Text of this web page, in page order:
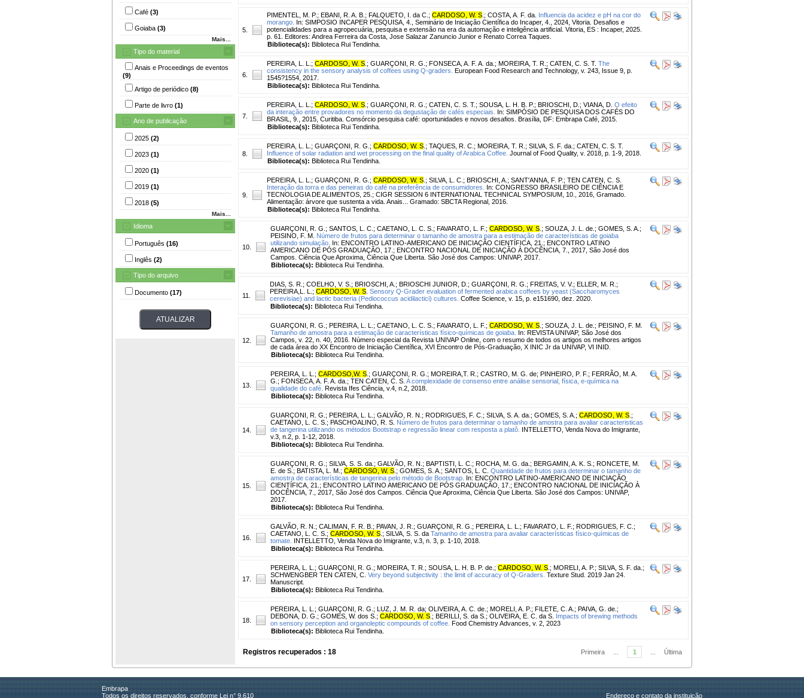
Café (3)
Goiaba (3)
Mais...
Tipo do material
Anais e Proceedings de eventos
(9)
Artigo de periódico (8)
Parte de livro (1)
Ano de publicação
2025 (2)
2023 (1)
2020 (1)
2019 (1)
2018 (5)
Mais...
Idioma
Português (16)
Inglês (2)
Tipo do arquivo
Documento (17)
5.
PIMENTEL, M. P. ; EBANI, R. A. B. ; FALQUETO, I. da C. ; CARDOSO, W. S ; COSTA, A. F. da. Influencia da acidez e pH na cor do
morango. In: SIMPOSIO INCAPER PESQUISA, 4., Seminário de Iniciação Científica do Incaper, 4., 2024, Vitoria. Desafios e
potencialidades para a agropecuária, pesquisa e extensão na era da automação e inteligência artificial. Vitoria, ES : Incaper, 2025.
p. 61. Editores: Andrea Ferreira da Costa, Jose Salazar Zanuncio Junior e Renato Correa Taques.
Biblioteca(s): Biblioteca Rui Tendinha.
6.
PEREIRA, L. L. ; CARDOSO, W. S ; GUARÇONI, R. G. ; FONSECA, A. F. A. da. ; MOREIRA, T. R. ; CATEN, C. S. T. The
consistency in the sensory analysis of coffees using Q-graders. European Food Research and Technology, v. 243, Issue 9, p.
1545?1554, 2017.
Biblioteca(s): Biblioteca Rui Tendinha.
7.
PEREIRA, L. L. ; CARDOSO, W. S ; GUARÇONI, R. G. ; CATEN, C. S. T. ; SOUSA, L. H. B. P. ; BRIOSCHI, D. ; VIANA, D. O efeito
da interação entre provadores no momento da degustação de cafés especiais.
In: SIMPÓSIO DE PESQUISA DOS CAFÉS DO
BRASIL, 9., 2015, Curitiba. Consórcio pesquisa café: oportunidades e novos desafios. Brasília, DF: Embrapa Café, 2015.
Biblioteca(s): Biblioteca Rui Tendinha.
8.
PEREIRA, L. L. ; GUARÇONI, R. G. ; CARDOSO, W. S ; TAQUES, R. C. ; MOREIRA, T. R. ; SILVA, S. F. da. ; CATEN, C. S. T.
Influence of solar radiation and wet processing on the final quality of Arabica Coffee. Journal of Food Quality, v. 2018, p. 1-9, 2018.
Biblioteca(s): Biblioteca Rui Tendinha.
9.
PEREIRA, L. L. ; GUARÇONI, R. G. ; CARDOSO, W. S ; SILVA, L. C. ; BRIOSCHI, A. ; SANT'ANNA, F. P. ; TEN CATEN, C. S.
Interação da torra e das peneiras do café na preferência de consumidores.
In: CONGRESSO BRASILEIRO DE CIÊNCIA E
TECNOLOGIA DE ALIMENTOS, 25.; CIGR SESSION 6 INTERNATIONAL TECHNICAL SYMPOSIUM, 10., 2016, Gramado.
Alimentação: árvore que sustenta a vida. Anais... Gramado: SBCTA Regional, 2016.
Biblioteca(s): Biblioteca Rui Tendinha.
10.
GUARÇONI, R. G. ; SANTOS, L. C. ; CAETANO, L. C. S. ; FAVARATO, L. F. ; CARDOSO, W. S ; SOUZA, J. L. de. ; GOMES, S. A. ;
PEISINO, F. M. Número de frutos para determinar o tamanho de amostra para a estimação de características de goiaba
utilizando simulação. In: ENCONTRO LATINO-AMERICANO DE INICIAÇÃO CIENTÍFICA, 21.; ENCONTRO LATINO
AMERICANO DE PÓS GRADUAÇÃO, 17.; ENCONTRO NACIONAL DE INICIAÇÃO À DOCÊNCIA, 7., 2017, São José dos
Campos. Ciência Que Aproxima, Ciência Que Liberta. São José dos Campos: UNIVAP, 2017.
Biblioteca(s): Biblioteca Rui Tendinha.
11.
DIAS, S. R. ; COELHO, V. S. ; BRIOSCHI, A. ; BRIOSCHI JUNIOR, D. ; GUARÇONI, R. G. ; FREITAS, V. V.; ELLER, M. R. ;
PEREIRA,L. L. ; CARDOSO, W. S Sensory Q-Grader evaluation of fermented arabica coffees by yeast (Saccharomyces
cerevisiae) and lactic bacteria (Pediococcus acidilactici) cultures. Coffee Science, v. 15, p. e151690, dez. 2020.
Biblioteca(s): Biblioteca Rui Tendinha.
12.
GUARÇONI, R. G. ; PEREIRA, L. L. ; CAETANO, L. C. S. ; FAVARATO, L. F. ; CARDOSO, W. S ; SOUZA, J. L. de. ; PEISINO, F. M.
Tamanho de amostra para a estimação de características físico-químicas de goiaba. In: REVISTA UNIVAP, São José dos
Campos, v. 22, n. 40, 2016. Número especial da Revista UNIVAP Online, com o resumo de todos os artigos os melhores artigos
de cada área do XX Encontro de Iniciação Científica, XVI Encontro de Pós-Graduação, X INIC Jr da UNIVAP, VI INID.
Biblioteca(s): Biblioteca Rui Tendinha.
13.
PEREIRA, L. L. ; CARDOSO,W. S ; GUARÇONI, R. G. ; MOREIRA,T. R. ; CASTRO, M. G. de; PINHEIRO, P. F. ; FERRÃO, M. A.
G. ; FONSECA, A. F. A. da. ; TEN CATEN, C. S. A complexidade de consenso entre análise sensorial, física, e-química na
qualidade do café. Revista Ifes Ciência, v.4, n.2, 2018.
Biblioteca(s): Biblioteca Rui Tendinha.
14.
GUARÇONI, R. G. ; PEREIRA, L. L. ; GALVÃO, R. N. ; RODRIGUES, F. C. ; SILVA, S. A. da. ; GOMES, S. A. ; CARDOSO, W. S ;
CAETANO, L. C. S. ; PASCHOALINO, R. S. Número de frutos para determinar o tamanho de amostra para avaliar caracteristicas
de tangerina utilizando os métodos Bootstrap e regressão linear com resposta a platô. INTELLETTO, Venda Nova do Imigrante,
v.3, n.2, p. 1-12, 2018.
Biblioteca(s): Biblioteca Rui Tendinha.
15.
GUARÇONI, R. G. ; SILVA, S. S. da. ; GALVÃO, R. N. ; BAPTISTI, L. C. ; ROCHA, M. G. da. ; BERGAMIN, A. K. S. ; RONCETE, M.
E. de S. ; BATISTA, L. M. ; CARDOSO, W. S ; GOMES, S. A. ; SANTOS, L. C. Quantidade de frutos para determinar o tamanho de
amostra de características de tangerina pelo método de Bootstrap. In: ENCONTRO LATINO-AMERICANO DE INICIAÇÃO
CIENTÍFICA, 21.; ENCONTRO LATINO AMERICANO DE PÓS GRADUAÇÃO, 17.; ENCONTRO NACIONAL DE INICIAÇÃO À
DOCÊNCIA, 7., 2017, São José dos Campos. Ciência Que Aproxima, Ciência Que Liberta. São José dos Campos: UNIVAP,
2017.
Biblioteca(s): Biblioteca Rui Tendinha.
16.
GALVÃO, R. N. ; CALIMAN, F. R. B. ; PAVAN, J. R. ; GUARÇONI, R. G. ; PEREIRA, L. L. ; FAVARATO, L. F. ; RODRIGUES, F. C. ;
CAETANO, L. C. S. ; CARDOSO, W. S ; SILVA, S. S. da Tamanho de amostra para avaliar características físico-químicas de
tomate. INTELLETTO, Venda Nova do Imigrante, v.3, n. 3, p. 1-10, 2018.
Biblioteca(s): Biblioteca Rui Tendinha.
17.
PEREIRA, L. L. ; GUARÇONI, R. G. ; MOREIRA, T. R. ; SOUSA, L. H. B. P. de. ; CARDOSO, W. S ; MORELI, A. P. ; SILVA, S. F. da. ;
SCHWENGBER TEN CATEN, C. Very beyond subjectivity : the limit of accuracy of Q-Graders. Texture Stud. 2019 Jan 24.
Manuscript.
Biblioteca(s): Biblioteca Rui Tendinha.
18.
PEREIRA, L. L. ; GUARÇONI, R. G. ; LUZ, J. M. R. da; OLIVEIRA, A. C. de. ; MORELI, A. P. ; FILETE, C. A. ; PAIVA, G. de. ;
DEBONA, D. G. ; GOMES, W. dos S. ; CARDOSO, W. S ; BERILLI, S. da S. ; OLIVEIRA, E. C. da S. Impacts of brewing methods
on sensory perception and organoleptic compounds of coffee. Food Chemistry Advances, v. 2, 2023
Biblioteca(s): Biblioteca Rui Tendinha.
Registros recuperados : 18 Primeira 1 Última
Embrapa
Todos os direitos reservados, conforme Lei n° 9.610
Endereço e contato da instituição